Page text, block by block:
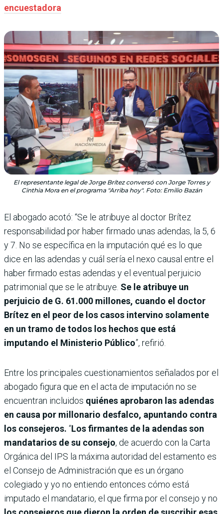
encuestadora
El representante legal de Jorge Brítez conversó con Jorge Torres y
Cinthia Mora en el programa "Arriba hoy". Foto: Emilio Bazán
El abogado acotó: “Se le atribuye al doctor Brítez
responsabilidad por haber firmado unas adendas, la 5, 6
y 7. No se específica en la imputación qué es lo que
dice en las adendas y cuál sería el nexo causal entre el
haber firmado estas adendas y el eventual perjuicio
patrimonial que se le atribuye. Se le atribuye un
perjuicio de G. 61.000 millones, cuando el doctor
Brítez en el peor de los casos intervino solamente
en un tramo de todos los hechos que está
imputando el Ministerio Público”, refirió.
Entre los principales cuestionamientos señalados por el
abogado figura que en el acta de imputación no se
encuentran incluidos quiénes aprobaron las adendas
en causa por millonario desfalco, apuntando contra
los consejeros. “Los firmantes de la adendas son
mandatarios de su consejo, de acuerdo con la Carta
Orgánica del IPS la máxima autoridad del estamento es
el Consejo de Administración que es un órgano
colegiado y yo no entiendo entonces cómo está
imputado el mandatario, el que firma por el consejo y no